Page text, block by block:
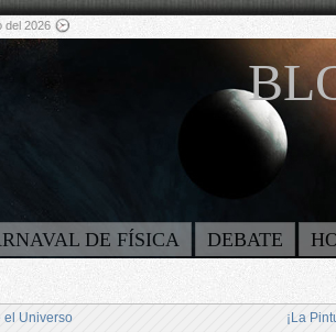
del 2026
DE FÍSICA DEBATE
el Universo ¡La